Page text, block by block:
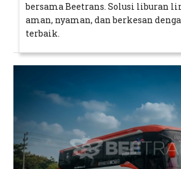
bersama Beetrans. Solusi liburan
aman, nyaman, dan berkesan
terbaik.